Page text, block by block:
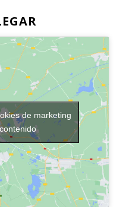
de marketing